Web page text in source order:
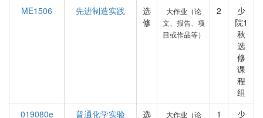
ME1506
先进制造实践
选
修
大作业（论
文、报告、项
目或作品等）
2
少
院1
秋
选
修
课
程
组
019080e
普通化学实验
选
大作业（论
1
少